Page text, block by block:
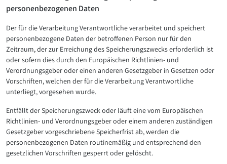
personenbezogenen Daten
Der für die Verarbeitung Verantwortliche verarbeitet und speichert
personenbezogene Daten der betroffenen Person nur für den
Zeitraum, der zur Erreichung des Speicherungszwecks erforderlich ist
oder sofern dies durch den Europäischen Richtlinien- und
Verordnungsgeber oder einen anderen Gesetzgeber in Gesetzen oder
Vorschriften, welchen der für die Verarbeitung Verantwortliche
unterliegt, vorgesehen wurde.
Entfällt der Speicherungszweck oder läuft eine vom Europäischen
Richtlinien- und Verordnungsgeber oder einem anderen zuständigen
Gesetzgeber vorgeschriebene Speicherfrist ab, werden die
personenbezogenen Daten routinemäßig und entsprechend den
gesetzlichen Vorschriften gesperrt oder gelöscht.